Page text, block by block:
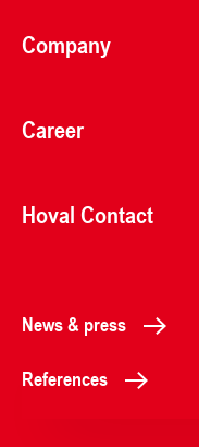
Company
Career
Hoval Contact
News & press
References